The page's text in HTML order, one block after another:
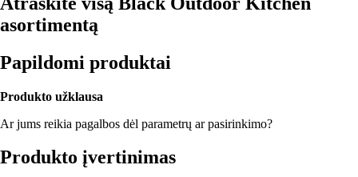
asortimentą
Papildomi produktai
Produkto užklausa
Ar jums reikia pagalbos dėl parametrų ar pasirinkimo?
Produkto įvertinimas